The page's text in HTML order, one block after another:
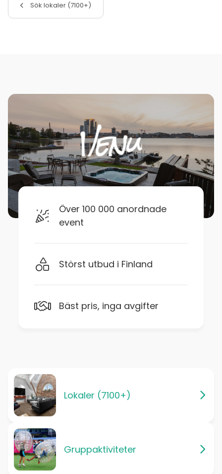
Sök lokaler (7100+)
Över 100 000 anordnade
event
Störst utbud i Finland
Bäst pris, inga avgifter
Lokaler (7100+)
Gruppaktiviteter